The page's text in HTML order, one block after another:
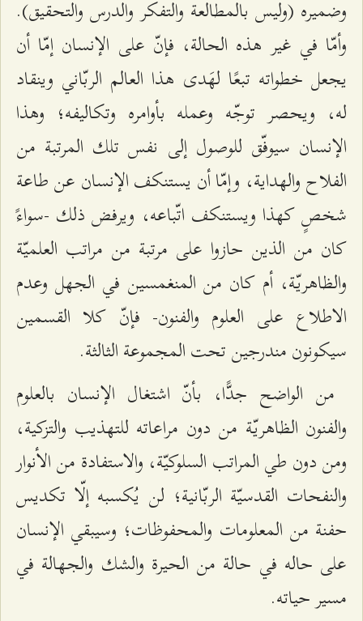
وضميره (وليس بالمطالعة والتفكر والدرس والتحقيق).
وأمّا في غير هذه الحالة، فإنّ على الإنسان إمّا أن
يجعل خطواته تبعًا لهَدى هذا العالم الربّاني وينقاد
له، ويحصر توجّه وعمله بأوامره وتكاليفه؛ وهذا
الإنسان سيوفّق للوصول إلى نفس تلك المرتبة من
الفلاح والهداية، وإمّا أن يستنكف الإنسان عن طاعة
شخصٍ كهذا ويستنكف اتّباعه، ويرفض ذلك -سواءً
كان من الذين حازوا على مرتبة من مراتب العلميّة
والظاهريّة، أم كان من المنغمسين في الجهل وعدم
الاطلاع على العلوم والفنون- فإنّ كلا القسمين
سيكونون مندرجين تحت المجموعة الثالثة.
من الواضح جدًّا، بأنّ اشتغال الإنسان بالعلوم
والفنون الظاهريّة من دون مراعاته للتهذيب والتزكية،
ومن دون طي المراتب السلوكيّة، والاستفادة من الأنوار
والنفحات القدسيّة الربّانية؛ لن يُكسبه إلّا تكديس
حفنة من المعلومات والمحفوظات؛ وسيبقي الإنسان
على حاله في حالة من الحيرة والشك والجهالة في
مسير حياته.